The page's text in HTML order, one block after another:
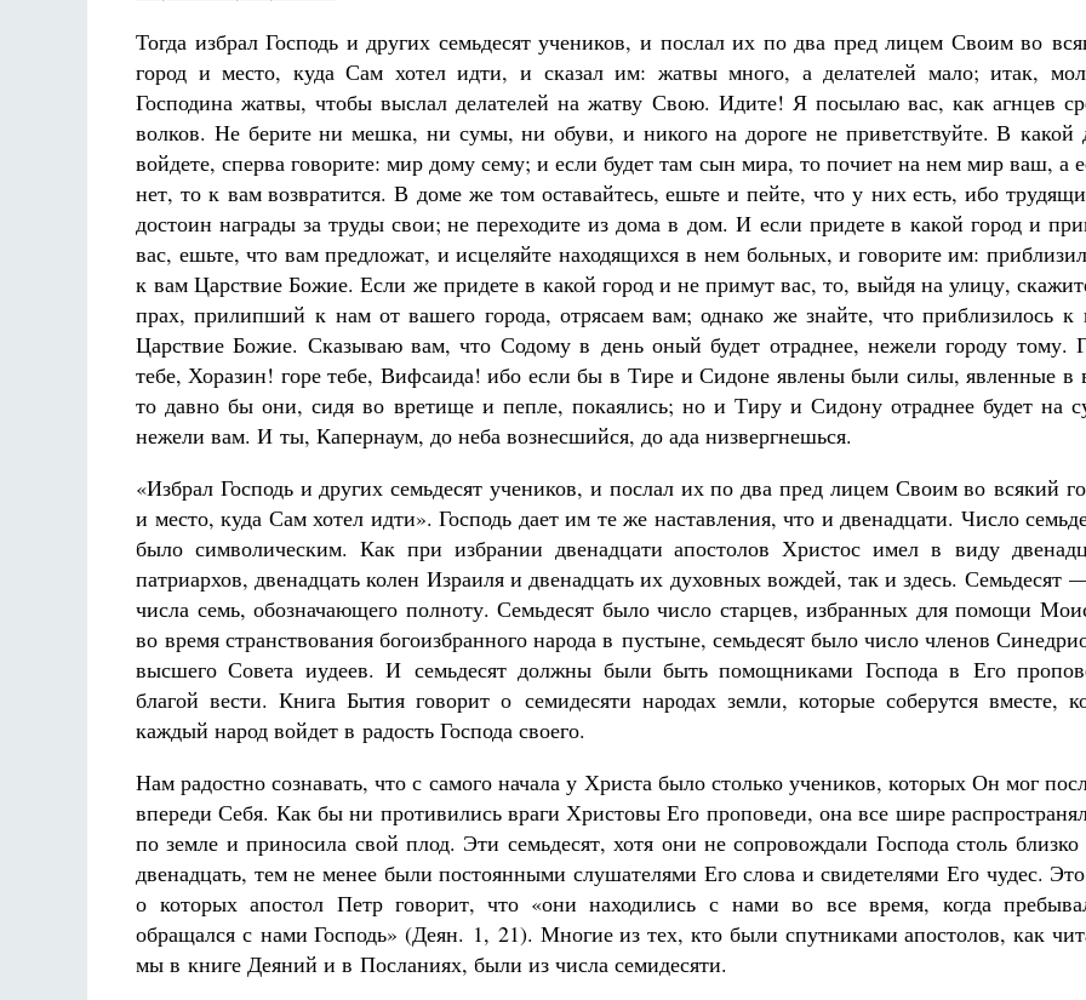
Тогда избрал Господь и других семьдесят учеников, и послал их по два пред лицем Своим во
город и место, куда Сам хотел идти, и сказал им: жатвы много, а делателей мало; итак,
Господина жатвы, чтобы выслал делателей на жатву Свою. Идите! Я посылаю вас, как агнцев
волков. Не берите ни мешка, ни сумы, ни обуви, и никого на дороге не приветствуйте. В какой
войдете, сперва говорите: мир дому сему; и если будет там сын мира, то почиет на нем мир ваш, а
нет, то к вам возвратится. В доме же том оставайтесь, ешьте и пейте, что у них есть, ибо
достоин награды за труды свои; не переходите из дома в дом. И если придете в какой город и
вас, ешьте, что вам предложат, и исцеляйте находящихся в нем больных, и говорите им:
к вам Царствие Божие. Если же придете в какой город и не примут вас, то, выйдя на улицу,
прах, прилипший к нам от вашего города, отрясаем вам; однако же знайте, что приблизилось к
Царствие Божие. Сказываю вам, что Содому в день оный будет отраднее, нежели городу тому.
тебе, Хоразин! горе тебе, Вифсаида! ибо если бы в Тире и Сидоне явлены были силы, явленные в
то давно бы они, сидя во вретище и пепле, покаялись; но и Тиру и Сидону отраднее будет на
нежели вам. И ты, Капернаум, до неба вознесшийся, до ада низвергнешься.
«Избрал Господь и других семьдесят учеников, и послал их по два пред лицем Своим во всякий
и место, куда Сам хотел идти». Господь дает им те же наставления, что и двенадцати. Число
было символическим. Как при избрании двенадцати апостолов Христос имел в виду
патриархов, двенадцать колен Израиля и двенадцать их духовных вождей, так и здесь. Семьдесят
числа семь, обозначающего полноту. Семьдесят было число старцев, избранных для помощи
во время странствования богоизбранного народа в пустыне, семьдесят было число членов
высшего Совета иудеев. И семьдесят должны были быть помощниками Господа в Его
благой вести. Книга Бытия говорит о семидесяти народах земли, которые соберутся вместе,
каждый народ войдет в радость Господа своего.
Нам радостно сознавать, что с самого начала у Христа было столько учеников, которых Он мог
впереди Себя. Как бы ни противились враги Христовы Его проповеди, она все шире
по земле и приносила свой плод. Эти семьдесят, хотя они не сопровождали Господа столь близко
двенадцать, тем не менее были постоянными слушателями Его слова и свидетелями Его чудес.
о которых апостол Петр говорит, что «они находились с нами во все время, когда
обращался с нами Господь» (Деян. 1, 21). Многие из тех, кто были спутниками апостолов, как
мы в книге Деяний и в Посланиях, были из числа семидесяти.